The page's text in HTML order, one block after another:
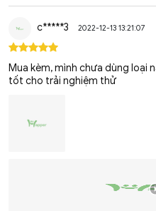
c*****3 2022-12-13 13:21:07
Mua kèm, mình chưa dùng loại
tốt cho trải nghiệm thử